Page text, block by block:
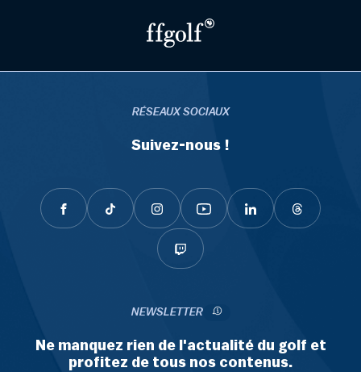
RÉSEAUX SOCIAUX
Suivez-nous !
NEWSLETTER
Ne manquez rien de l'actualité du golf et
profitez de tous nos contenus.